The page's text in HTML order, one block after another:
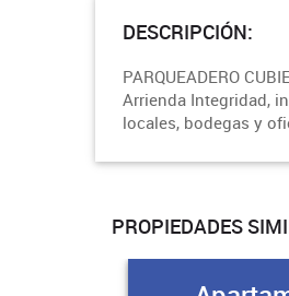
DESCRIPCIÓN:
PARQUEADERO
Arrienda Integridad,
locales, bodegas y
PROPIEDADES